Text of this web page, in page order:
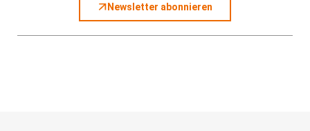
Newsletter abonnieren